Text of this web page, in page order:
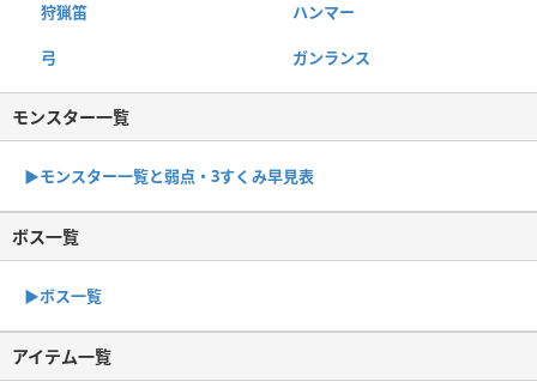
狩猟笛 ハンマー
弓 ガンランス
モンスター一覧
▶︎モンスター一覧と弱点・3すくみ早見表
ボス一覧
▶︎ボス一覧
アイテム一覧